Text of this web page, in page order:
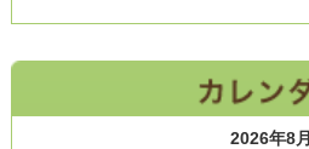
2026年8月